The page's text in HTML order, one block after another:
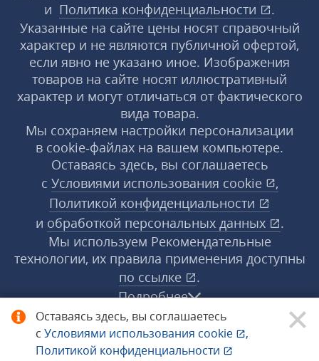
Оставаясь здесь, вы соглашаетесь
с Условиями использования cookie
,
Политикой конфиденциальности
и Политика конфиденциальности
.
Указанные на сайте цены носят справочный
характер и не являются публичной офертой,
если явно не указано иное. Изображения
товаров на сайте носят иллюстративный
характер и могут отличаться от фактического
вида товара.
Мы сохраняем настройки персонализации
в cookie‑файлах на вашем компьютере.
Оставаясь здесь, вы соглашаетесь
с Условиями использования cookie
,
Политикой конфиденциальности
и обработкой персональных данных
.
Мы используем Рекомендательные
технологии, их правила применения доступны
по ссылке
.
Подробнее
© 1998−2026 «1С‑Рарус» ®. Все права
защищены.